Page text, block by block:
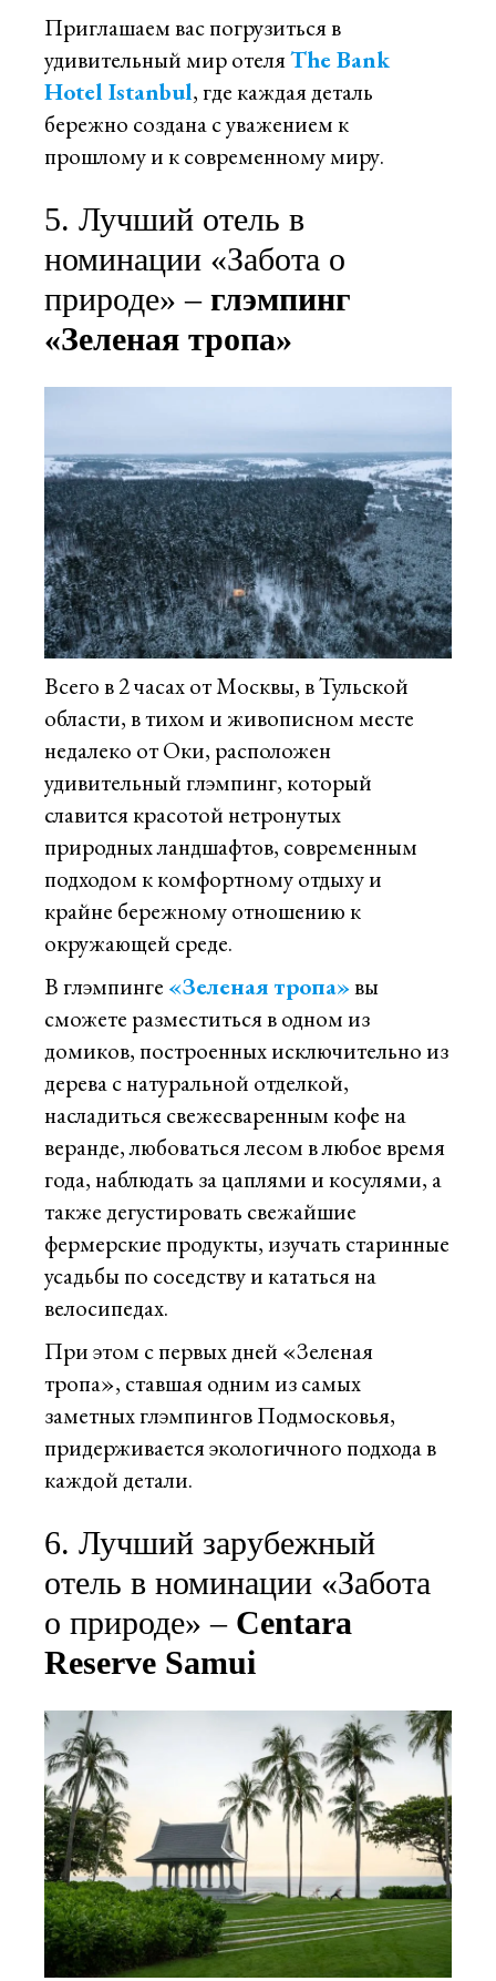
Приглашаем вас погрузиться в
удивительный мир отеляThe Bank
Hotel Istanbul, где каждая деталь
бережно создана с уважением к
прошлому и к современному миру.
5. Лучший отель в
номинации «Забота о
природе» –глэмпинг
«Зеленая тропа»
Всего в 2 часах от Москвы, в Тульской
области, в тихом и живописном месте
недалеко от Оки, расположен
удивительный глэмпинг, который
славится красотой нетронутых
природных ландшафтов, современным
подходом к комфортному отдыху и
крайне бережному отношению к
окружающей среде.
В глэмпинге «Зеленая тропа»вы
сможете разместиться в одном из
домиков, построенных исключительно из
дерева с натуральной отделкой,
насладиться свежесваренным кофе на
веранде, любоваться лесом в любое время
года, наблюдать за цаплями и косулями, а
также дегустировать свежайшие
фермерские продукты, изучать старинные
усадьбы по соседству и кататься на
велосипедах.
При этом с первых дней «Зеленая
тропа», ставшая одним из самых
заметных глэмпингов Подмосковья,
придерживается экологичного подхода в
каждой детали.
6. Лучший зарубежный
отель в номинации «Забота
о природе» – Centara
Reserve Samui